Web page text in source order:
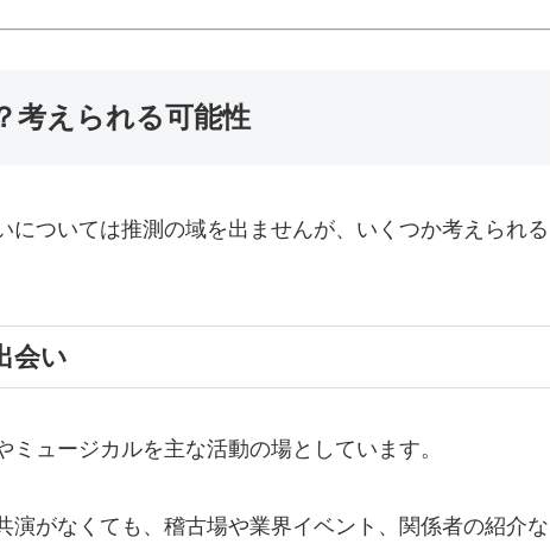
考えられる可能性
ついては推測の域を出ませんが、いくつか考えられる
会い
ュージカルを主な活動の場としています。
演がなくても、稽古場や業界イベント、関係者の紹介な